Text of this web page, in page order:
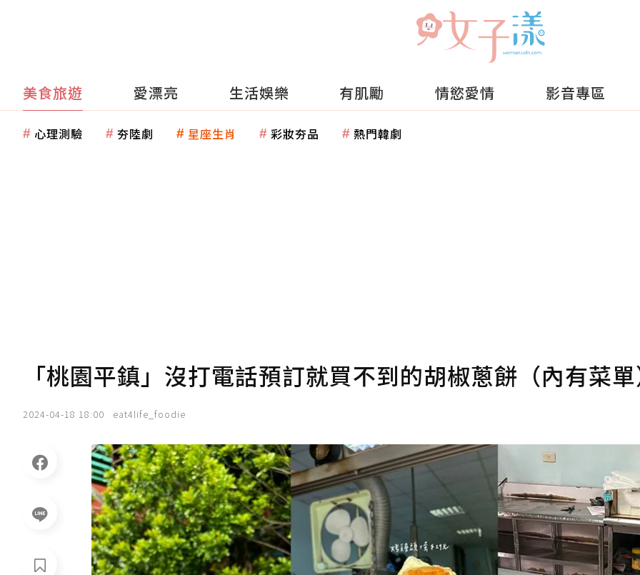
美食旅遊 愛漂亮 生活娛樂 有肌勵 情慾愛情 影音專區
心理測驗 夯陸劇 星座生肖 彩妝夯品 熱門韓劇
「桃園平鎮」沒打電話預訂就買不到的胡椒蔥餅（內有菜
2024-04-18 18:00 eat4life_foodie